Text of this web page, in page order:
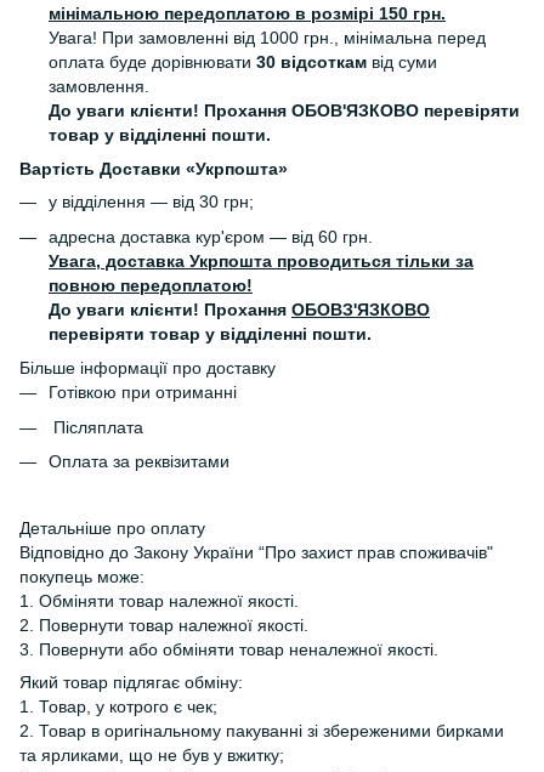
мінімальною передоплатою в розмірі 150 грн.
Увага! При замовленні від 1000 грн., мінімальна перед
оплата буде дорівнювати 30 відсоткам від суми
замовлення.
До уваги клієнти! Прохання ОБОВ'ЯЗКОВО перевіряти
товар у відділенні пошти.
Вартість Доставки «Укрпошта»
у відділення — від 30 грн;
адресна доставка кур'єром — від 60 грн.
Увага, доставка Укрпошта проводиться тільки за
повною передоплатою!
До уваги клієнти! Прохання ОБОВЗ'ЯЗКОВО
перевіряти товар у відділенні пошти.
Більше інформації про доставку
Готівкою при отриманні
Післяплата
Оплата за реквізитами
Детальніше про оплату
Відповідно до Закону України “Про захист прав споживачів"
покупець може:
1. Обміняти товар належної якості.
2. Повернути товар належної якості.
3. Повернути або обміняти товар неналежної якості.
Який товар підлягає обміну:
1. Товар, у котрого є чек;
2. Товар в оригінальному пакуванні зі збереженими бирками
та ярликами, що не був у вжитку;